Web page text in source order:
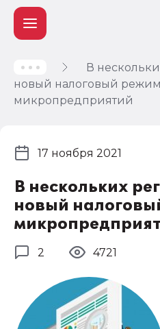
В
новый налоговый
микропредприятий
В нескольких
новый
17 ноября 2021
2 4721
Учет и
налогообложение